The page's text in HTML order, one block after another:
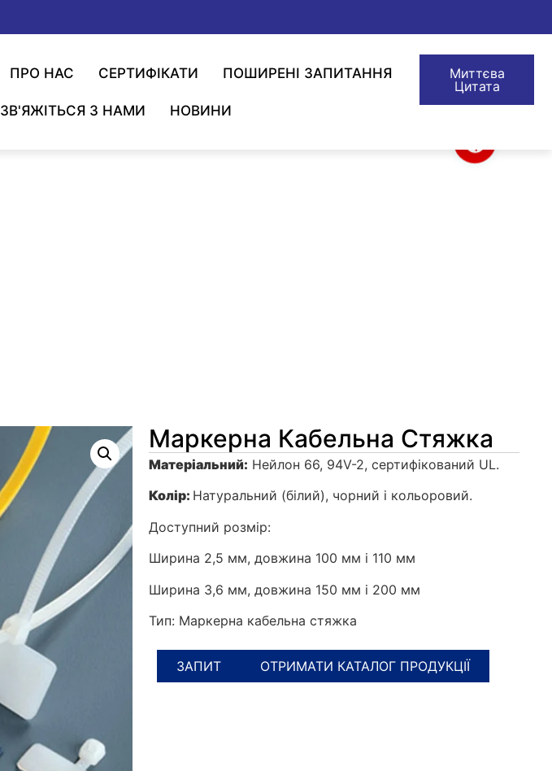
ПРО НАС СЕРТИФІКАТИ ПОШИРЕНІ ЗАПИТАННЯ
ЗВ'ЯЖІТЬСЯ З НАМИ НОВИНИ
Миттєва
Цитата
Маркерна Кабельна Стяжка
Матеріальний: Нейлон 66, 94V-2, сертифікований UL.
Колір: Натуральний (білий), чорний і кольоровий.
Доступний розмір:
Ширина 2,5 мм, довжина 100 мм і 110 мм
Ширина 3,6 мм, довжина 150 мм і 200 мм
Тип: Маркерна кабельна стяжка
ЗАПИТ ОТРИМАТИ КАТАЛОГ ПРОДУКЦІЇ